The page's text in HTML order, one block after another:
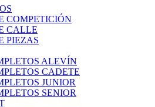
COMPETICIÓN
CALLE
PIEZAS
ALEVÍN
CADETE
JUNIOR
SENIOR